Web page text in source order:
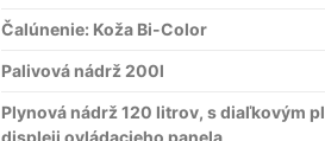
Čalúnenie: Koža Bi-Color
Palivová nádrž 200l
Plynová nádrž 120 litrov, s diaľkovým
displeji ovládacieho panela